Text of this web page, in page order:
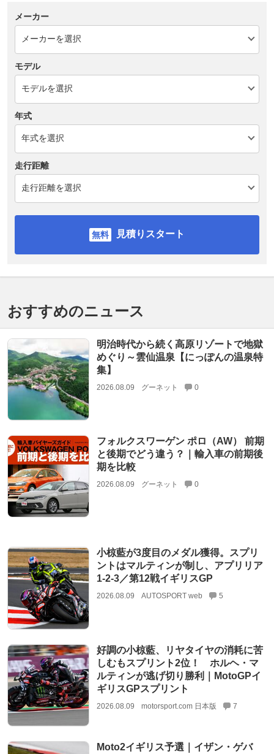
メーカー
モデル
年式
走行距離
見積りスタート
おすすめのニュース
明治時代から続く高原リゾートで地獄
めぐり～雲仙温泉【にっぽんの温泉特
集】
2026.08.09 グーネット 0
フォルクスワーゲン ポロ（AW） 前期
と後期でどう違う？｜輸入車の前期後
期を比較
2026.08.09 グーネット 0
小椋藍が3度目のメダル獲得。スプリ
ントはマルティンが制し、アプリリア
1-2-3／第12戦イギリスGP
2026.08.09 AUTOSPORT web 5
好調の小椋藍、リヤタイヤの消耗に苦
しむもスプリント2位！ ホルヘ・マ
ルティンが逃げ切り勝利｜MotoGPイ
ギリスGPスプリント
2026.08.09 motorsport.com 日本版 7
Moto2イギリス予選｜イザン・ゲバ